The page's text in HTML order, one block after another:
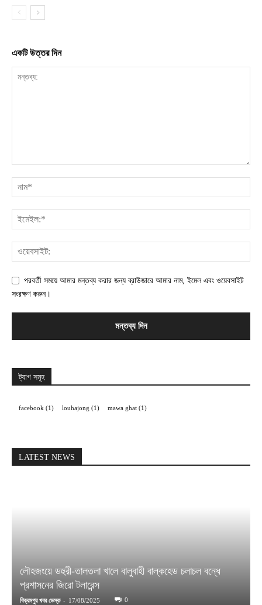
একটি উত্তর দিন
পরবর্তী সময়ে আমার মন্তব্য করার জন্য ব্রাউজারে আমার নাম, ইমেল এবং ওয়েবসাইট
সংরক্ষণ করুন।
ট্যাগ সমূহ
facebook (1) louhajong (1) mawa ghat (1)
LATEST NEWS
লৌহজংয়ে ডহুরী-তালতলা খালে বালুবাহী বাল্কহেড চলাচল বন্ধে
প্রশাসনের জিরো টলারেন্স
বিক্রমপুর খবর ডেস্ক - 17/08/2025 0